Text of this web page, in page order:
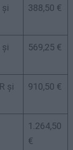
și
388,50 €
și
569,25 €
și
910,50 €
1.264,50
€